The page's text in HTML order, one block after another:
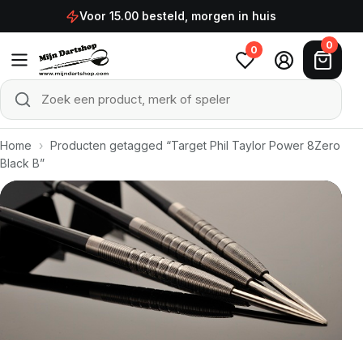
Ga naar de inhoudVoor 15.00 besteld, morgen in huis
Zoek een product, merk of speler
Zoeken
0 0
Home › Producten getagged “Target Phil Taylor Power 8Zero
Black B”